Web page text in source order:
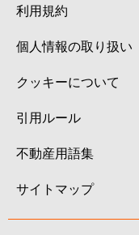
利用規約
個人情報の取り扱い
クッキーについて
引用ルール
不動産用語集
サイトマップ